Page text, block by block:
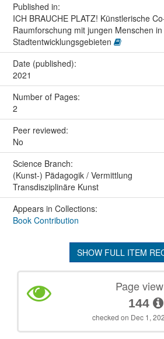
Published in:
ICH BRAUCHE PLATZ! Künstlerische
Raumforschung mit jungen Menschen
Stadtentwicklungsgebieten
Date (published):
2021
Number of Pages:
2
Peer reviewed:
No
Science Branch:
(Kunst-) Pädagogik / Vermittlung
Transdisziplinäre Kunst
Appears in Collections:
Book Contribution
SHOW FULL ITEM
Page
144
checked on Dec 1,